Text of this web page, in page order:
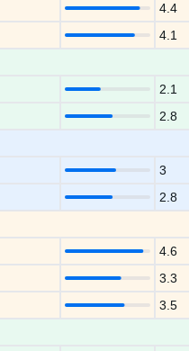
4.4
4.1
2.1
2.8
3
2.8
4.6
3.3
3.5